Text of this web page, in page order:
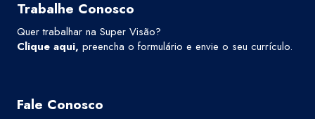
Trabalhe Conosco
Quer trabalhar na Super Visão?
Clique aqui, preencha o formulário e envie o seu currículo.
Fale Conosco